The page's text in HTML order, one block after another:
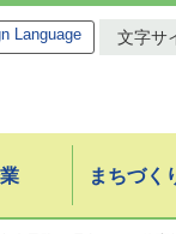
Language 文字サ
まちづく